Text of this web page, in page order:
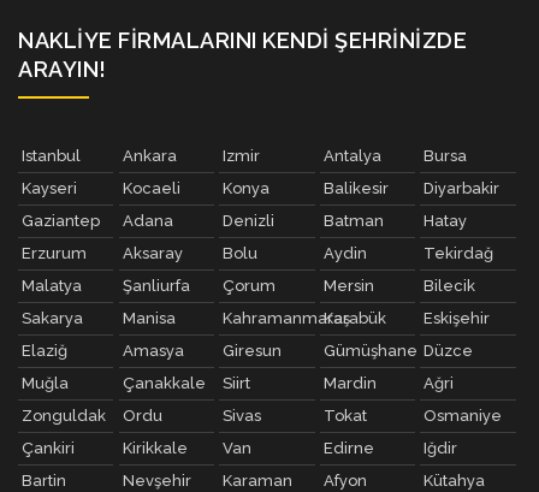
NAKLIYE FIRMALARINI KENDI ŞEHRINIZDE
ARAYIN!
Istanbul Ankara Izmir Antalya
Bursa
Kayseri
Kocaeli Konya Balikesir
Diyarbakir
Gaziantep
Adana Denizli Batman
Hatay
Erzurum
Aksaray Bolu Aydin
Tekirdağ
Malatya
Şanliurfa Çorum Mersin
Bilecik
Sakarya
Manisa KahramanmaraşKarabük
Eskişehir
Elaziğ
Amasya Giresun Gümüşhane Düzce
Muğla
Çanakkale Siirt Mardin
Ağri
Zonguldak
Ordu Sivas Tokat
Osmaniye
Çankiri
Kirikkale Van Edirne
Iğdir
Bartin
Nevşehir Karaman Afyon
Kütahya